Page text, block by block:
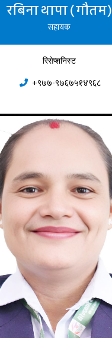
रबिना थापा (गौतम)
सहायक
रिसेप्शनिस्ट
+९७७-९७६७५१४९६८